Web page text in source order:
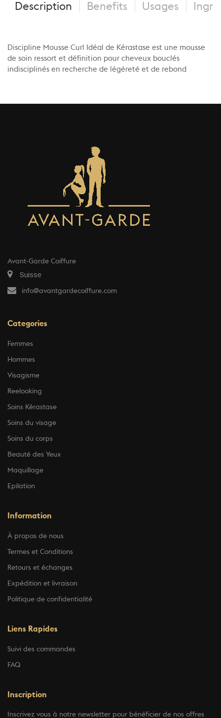
Description Benefits Usages
Discipline Mousse Curl Idéal de Kérastase est une mousse
de soin ressort et définition pour cheveux bouclés
indisciplinés en recherche de légéreté et de rebond
Avant-Garde Coiffure
Suisse
info@avantgardecoiffure.com
Categories
Femmes
Hommes
Visagisme
Reelooking
Soins Kérastase
Soins du visage
Soins du corps
Beauté des Yeux
Maquillage
Epilation
Information
À propos de nous
Termes et Conditions
Retours et échanges
Expédition et livraison
Politique de confidentialité
Liens Rapides
Suivi des commandes
FAQ
Inscription
Inscrivez vous à notre newsletter pour bénéficier de nos offres